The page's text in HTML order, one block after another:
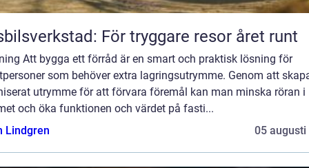
För tryggare resor året runt
Att bygga ett förråd är en smart och praktisk lösning för
som behöver extra lagringsutrymme. Genom att
utrymme för att förvara föremål kan man minska röran i
och öka funktionen och värdet på fasti...
Lindgren
05 augusti